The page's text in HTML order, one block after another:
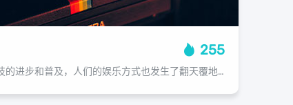
255
游戏录制为何不高清？近年来，随着科技的进步和普及，人们的娱乐方式也发生了翻天覆地的变化，尤其是网络技术的发展，让人们可以在家中就能享受到高质量的游戏体验，在享受游戏乐趣的同时，我们也注意到一个问题，那就是游戏录制的清晰度，为...